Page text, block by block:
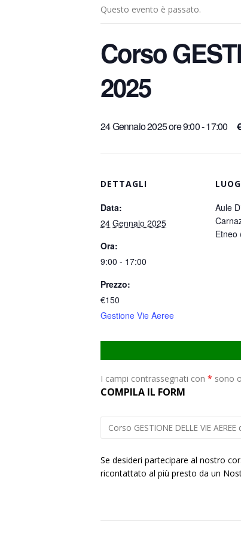
Questo evento è passato.
Corso
2025
24 Gennaio 2025 ore 9:00-17:00
DETTAGLI
Data:
24 Gennaio 2025
Ora:
9:00 - 17:00
Prezzo:
€150
Gestione Vie Aeree
Aule
Etneo
I campi contrassegnati con * sono
COMPILA IL FORM
Se desideri partecipare al nostro
ricontattato al più presto da un